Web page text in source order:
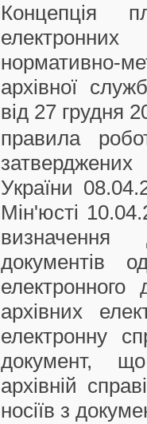
Концепція
нормативно-
архівної
від 27 грудня
правила
затверджених
України
Мін'юсті
визначення
документів
архівних
електронну
документ,
архівній
носіїв з